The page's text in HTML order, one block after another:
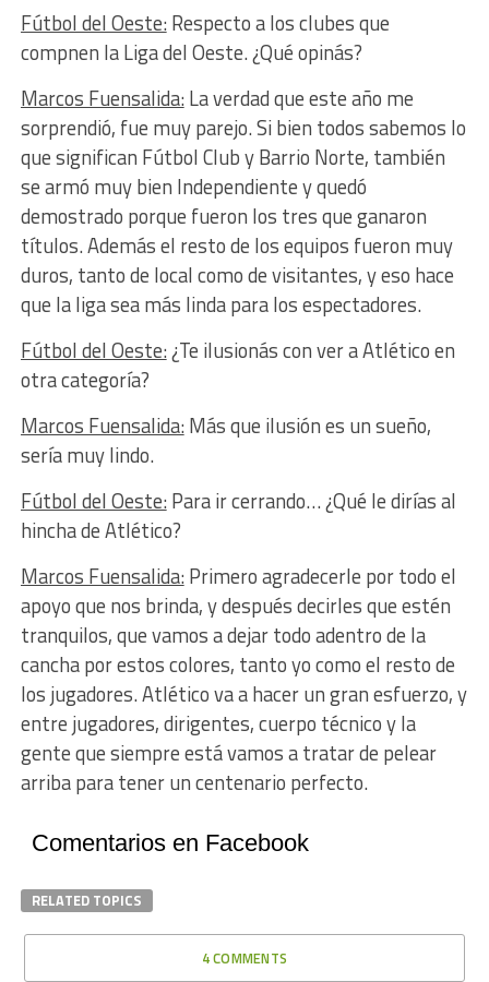
Fútbol del Oeste:Respecto a los clubes que
compnen la Liga del Oeste. ¿Qué opinás?
Marcos Fuensalida:La verdad que este año me
sorprendió, fue muy parejo. Si bien todos sabemos lo
que significan Fútbol Club y Barrio Norte, también
se armó muy bien Independiente y quedó
demostrado porque fueron los tres que ganaron
títulos. Además el resto de los equipos fueron muy
duros, tanto de local como de visitantes, y eso hace
que la liga sea más linda para los espectadores.
Fútbol del Oeste:¿Te ilusionás con ver a Atlético en
otra categoría?
Marcos Fuensalida:Más que ilusión es un sueño,
sería muy lindo.
Fútbol del Oeste:Para ir cerrando… ¿Qué le dirías al
hincha de Atlético?
Marcos Fuensalida:Primero agradecerle por todo el
apoyo que nos brinda, y después decirles que estén
tranquilos, que vamos a dejar todo adentro de la
cancha por estos colores, tanto yo como el resto de
los jugadores. Atlético va a hacer un gran esfuerzo, y
entre jugadores, dirigentes, cuerpo técnico y la
gente que siempre está vamos a tratar de pelear
arriba para tener un centenario perfecto.
Comentarios en Facebook
RELATED TOPICS
4 COMMENTS